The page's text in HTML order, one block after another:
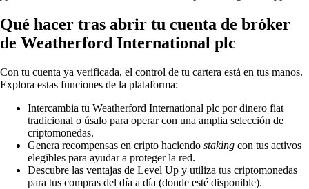
Qué hacer tras abrir tu cuenta de bróker
de Weatherford International plc
Con tu cuenta ya verificada, el control de tu cartera está en tus manos.
Explora estas funciones de la plataforma:
Intercambia tu Weatherford International plc por dinero fiat
tradicional o úsalo para operar con una amplia selección de
criptomonedas.
Genera recompensas en cripto haciendo staking con tus activos
elegibles para ayudar a proteger la red.
Descubre las ventajas de Level Up y utiliza tus criptomonedas
para tus compras del día a día (donde esté disponible).